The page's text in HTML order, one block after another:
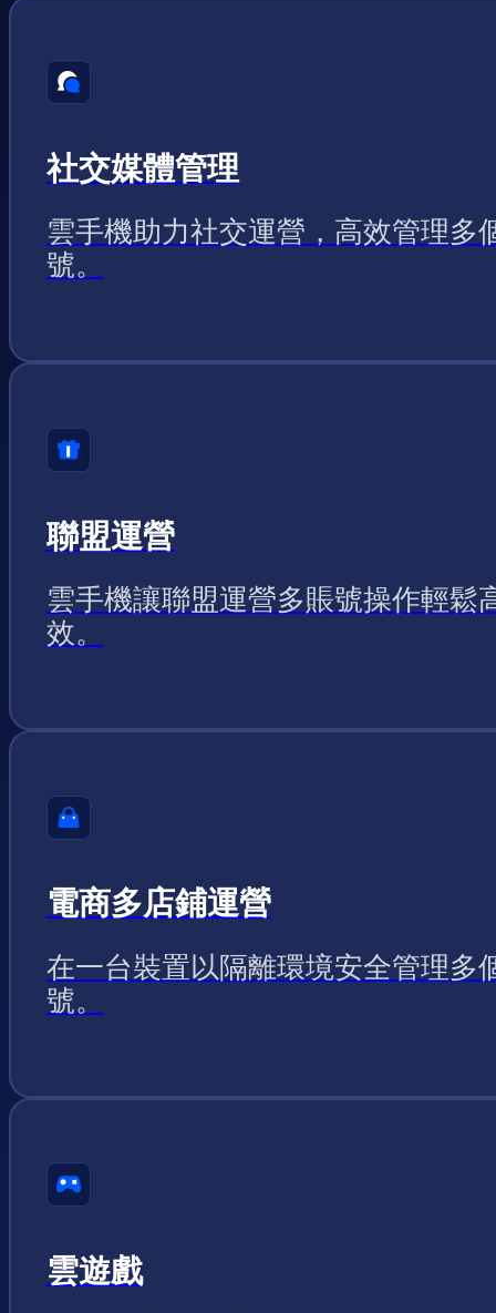
社交媒體管理
雲手機助力社交運營，高效管理多
號。
聯盟運營
雲手機讓聯盟運營多賬號操作輕鬆
效。
電商多店鋪運營
在一台裝置以隔離環境安全管理多
號。
雲遊戲